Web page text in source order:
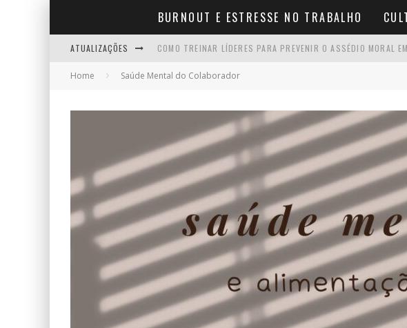
BURNOUT E ESTRESSE NO TRABALHO
ATUALIZAÇÕES COMO TREINAR LÍDERES PARA PREVENIR O ASSÉDIO MORAL
10 FRASES DE APOIO QUE TODO BOM GESTOR DEVERIA USAR
EMPREENDER DEPOIS DOS 40: O QUE VOCÊ PRECISA SABER
INSANIDADE MENTAL: SIGNIFICADO, O QUE REALMENTE QUER
Home Saúde Mental do Colaborador